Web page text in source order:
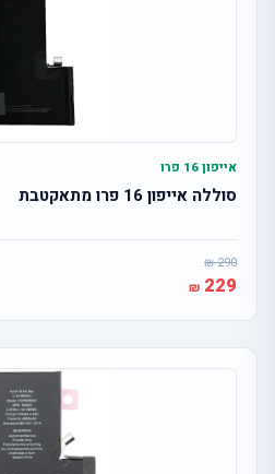
אייפון 16 פרו
סוללה אייפון 16 פרו מתאקטבת
290
229